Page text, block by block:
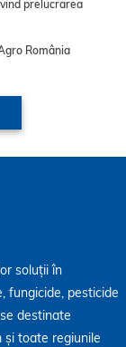
România
soluții în
fungicide, pesticide
destinate
și toate regiunile